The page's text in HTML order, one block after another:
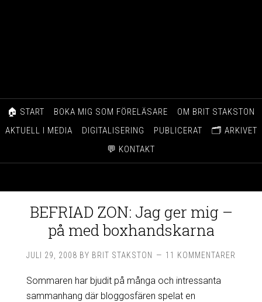
🏠 START BOKA MIG SOM FÖRELÄSARE
OM BRIT STAKSTON
AKTUELL I MEDIA
DIGITALISERING PUBLICERAT
🗂️ ARKIVET
💬 KONTAKT
BEFRIAD ZON: Jag ger mig –
på med boxhandskarna
JULI 29, 2008 BY BRIT STAKSTON 11 KOMMENTARER
Sommaren har bjudit på många och intressanta
sammanhang där bloggosfären spelat en